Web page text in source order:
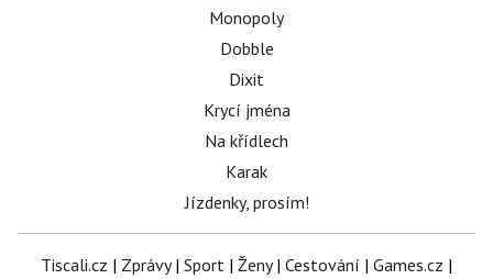
Monopoly
Dobble
Dixit
Krycí jména
Na křídlech
Karak
Jízdenky, prosím!
Tiscali.cz | Zprávy| Sport | Ženy| Cestování | Games.cz |